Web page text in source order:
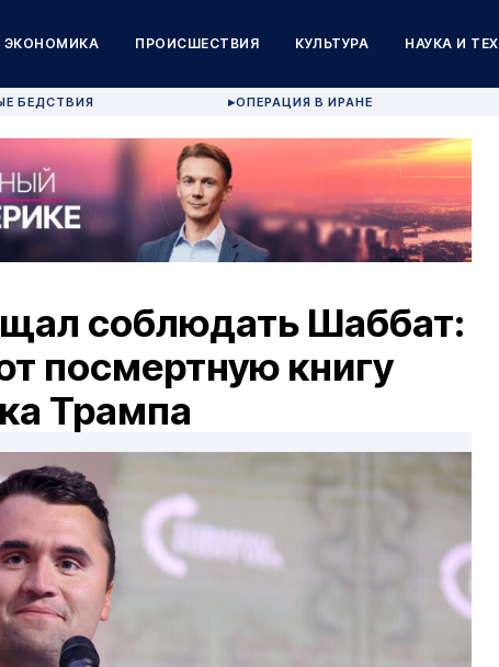
ЭКОНОМИКА ПРОИСШЕСТВИЯ КУЛЬТУРА НАУКА И
БЕДСТВИЯ ▶ОПЕРАЦИЯ В ИРАНЕ
соблюдать Шаббат:
посмертную книгу
Трампа